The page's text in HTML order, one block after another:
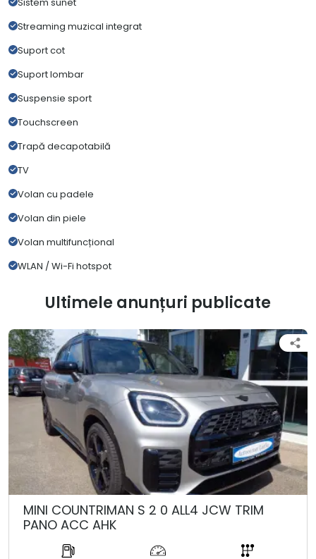
Streaming muzical integrat
Suport cot
Suport lombar
Suspensie sport
Touchscreen
Trapă decapotabilă
TV
Volan cu padele
Volan din piele
Volan multifuncțional
WLAN / Wi-Fi hotspot
Ultimele anunțuri publicate
MINI COUNTRIMAN S 2 0 ALL4 JCW TRIM
PANO ACC AHK